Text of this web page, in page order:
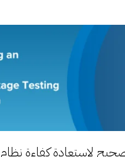
لاستعادة كفاءة